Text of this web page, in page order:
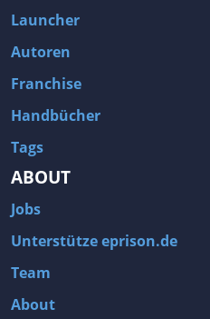
Launcher
Autoren
Franchise
Handbücher
Tags
ABOUT
Jobs
Unterstütze eprison.de
Team
About